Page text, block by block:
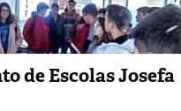
de Escolas Josefa